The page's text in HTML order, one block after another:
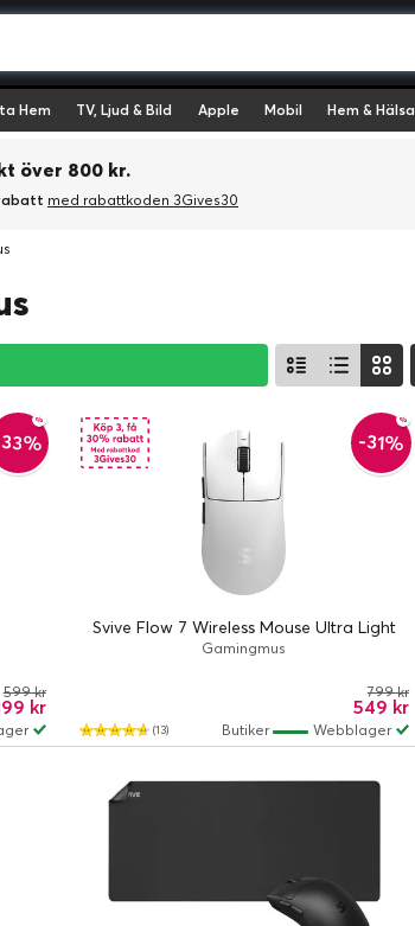
Hem TV, Ljud & Bild Apple Mobil Hem & Hälsa
över 800 kr.
med rabattkoden 3Gives30
kr
599 kr
-31%
Svive Flow 7 Wireless Mouse Ultra Light
Gamingmus
(13)
549 kr
799 kr
Webblager
Butiker